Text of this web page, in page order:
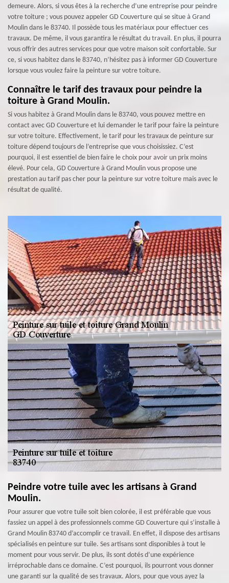
demeure. Alors, si vous êtes à la recherche d’une entreprise pour peindre
votre toiture ; vous pouvez appeler GD Couverture qui se situe à Grand
Moulin dans le 83740. Il possède tous les matériaux pour effectuer ces
travaux. De même, il vous garantira le résultat du travail. En plus, il pourra
vous offrir des autres services pour que votre maison soit confortable. Sur
ce, si vous habitez dans le 83740, n’hésitez pas à informer GD Couverture
lorsque vous voulez faire la peinture sur votre toiture.
Connaître le tarif des travaux pour peindre la
toiture à Grand Moulin.
Si vous habitez à Grand Moulin dans le 83740, vous pouvez mettre en
contact avec GD Couverture et lui demander le tarif pour faire la peinture
sur votre toiture. Effectivement, le tarif pour les travaux de peinture sur
toiture dépend toujours de l’entreprise que vous choisissiez. C’est
pourquoi, il est essentiel de bien faire le choix pour avoir un prix moins
élevé. Pour cela, GD Couverture à Grand Moulin vous propose une
prestation au tarif pas cher pour la peinture sur votre toiture mais avec le
résultat de qualité.
Peindre votre tuile avec les artisans à Grand
Moulin.
Pour assurer que votre tuile soit bien colorée, il est préférable que vous
fassiez un appel à des professionnels comme GD Couverture qui s’installe à
Grand Moulin 83740 d’accomplir ce travail. En effet, il dispose des artisans
spécialisés en peinture sur tuile. Ses artisans sont disponibles à tout le
moment pour vous servir. De plus, ils sont dotés d’une expérience
irréprochable dans ce domaine. C’est pourquoi, ils pourront vous donner
une garanti sur la qualité de ses travaux. Alors, pour que vous ayez la